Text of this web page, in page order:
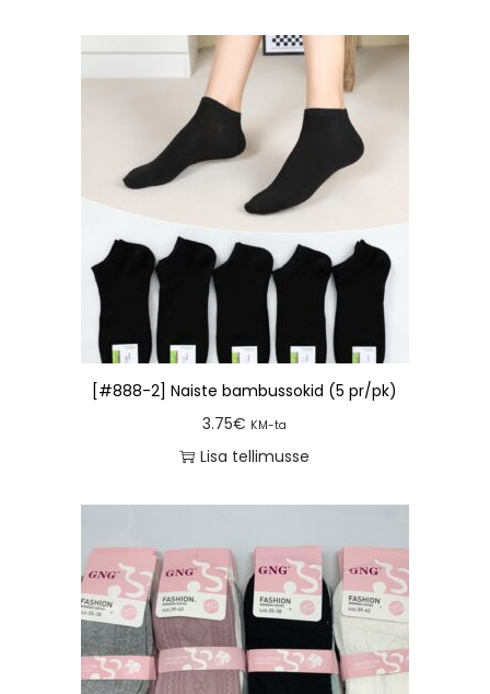
[#888-2] Naiste bambussokid (5 pr/pk)
3.75€ KM-ta
Lisa tellimusse